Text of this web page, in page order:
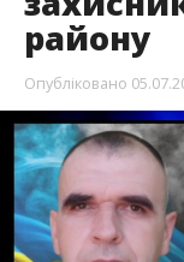
району
Опубліковано